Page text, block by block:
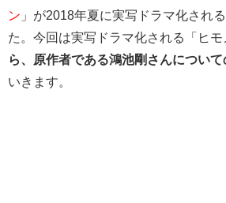
ン 」が2018年夏に実写ドラマ化され
た。今回は実写ドラマ化される「ヒモ
ら、原作者である鴻池剛さんについ
いきます。